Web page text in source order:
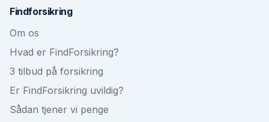
Findforsikring
Om os
Hvad er FindForsikring?
3 tilbud på forsikring
Er FindForsikring uvildig?
Sådan tjener vi penge